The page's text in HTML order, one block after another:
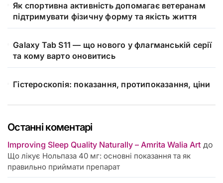
Як спортивна активність допомагає ветеранам
підтримувати фізичну форму та якість життя
Galaxy Tab S11 — що нового у флагманській серії
та кому варто оновитись
Гістероскопія: показання, протипоказання, ціни
Останні коментарі
Improving Sleep Quality Naturally – Amrita Walia Art до
Що лікує Нольпаза 40 мг: основні показання та як
правильно приймати препарат